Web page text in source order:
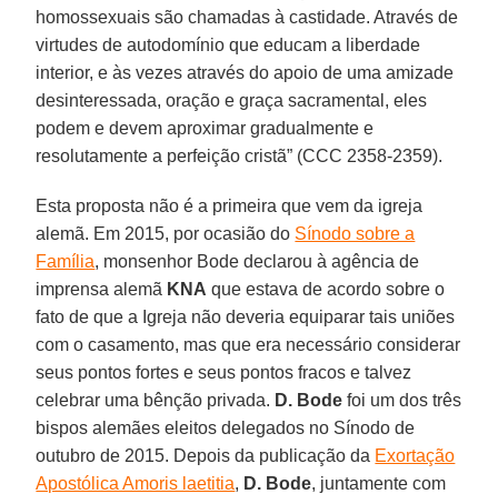
homossexuais são chamadas à castidade. Através de
virtudes de autodomínio que educam a liberdade
interior, e às vezes através do apoio de uma amizade
desinteressada, oração e graça sacramental, eles
podem e devem aproximar gradualmente e
resolutamente a perfeição cristã” (CCC 2358-2359).
Esta proposta não é a primeira que vem da igreja
alemã. Em 2015, por ocasião do Sínodo sobre a
Família, monsenhor Bode declarou à agência de
imprensa alemã KNA que estava de acordo sobre o
fato de que a Igreja não deveria equiparar tais uniões
com o casamento, mas que era necessário considerar
seus pontos fortes e seus pontos fracos e talvez
celebrar uma bênção privada. D. Bode foi um dos três
bispos alemães eleitos delegados no Sínodo de
outubro de 2015. Depois da publicação da Exortação
Apostólica Amoris laetitia, D. Bode, juntamente com